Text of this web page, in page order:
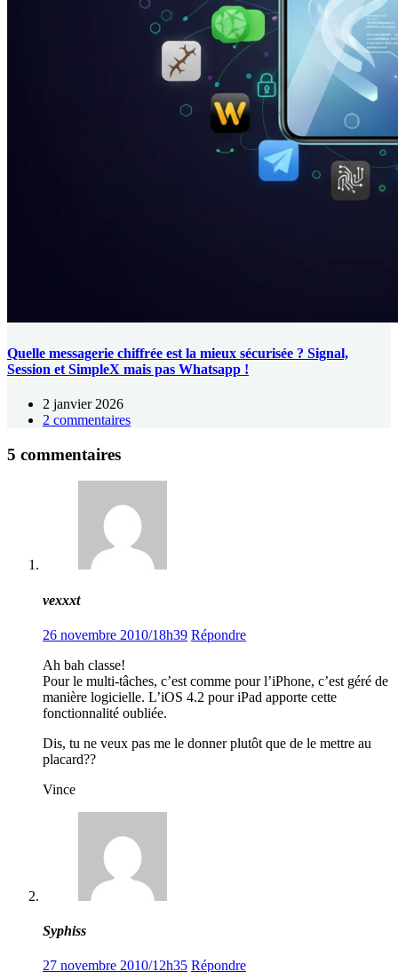
Quelle messagerie chiffrée est la mieux sécurisée ? Signal,
Session et SimpleX mais pas Whatsapp !
2 janvier 2026
2 commentaires
5 commentaires
vexxxt
26 novembre 2010/18h39 Répondre
Ah bah classe!
Pour le multi-tâches, c’est comme pour l’iPhone, c’est géré de
manière logicielle. L’iOS 4.2 pour iPad apporte cette
fonctionnalité oubliée.
Dis, tu ne veux pas me le donner plutôt que de le mettre au
placard??
Vince
Syphiss
27 novembre 2010/12h35 Répondre